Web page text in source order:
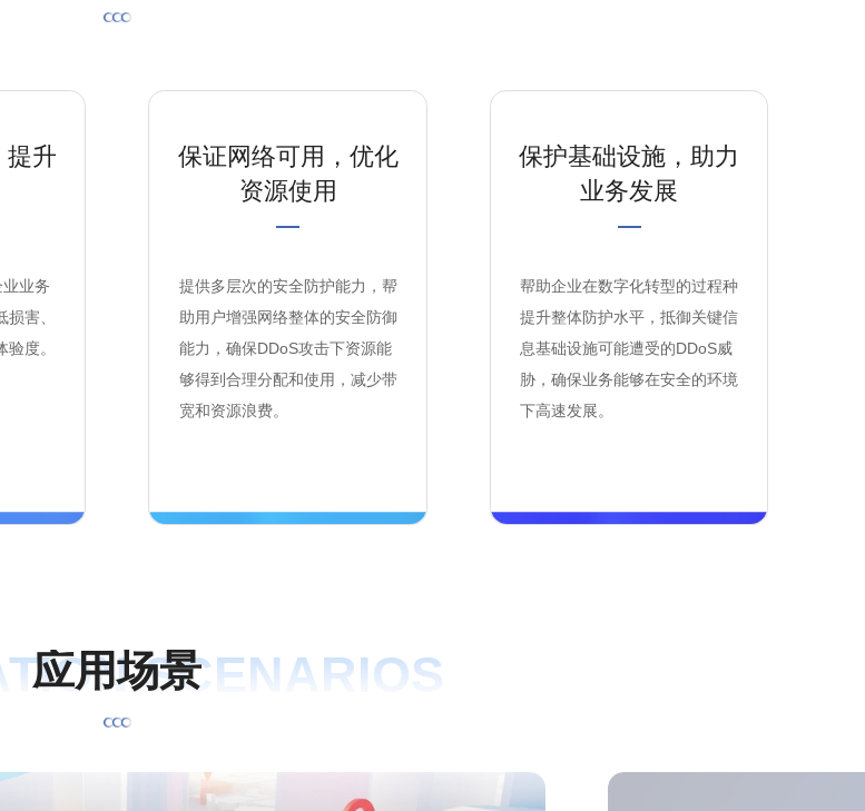
提升
业务
害、
度。
保证网络可用，优化
资源使用
提供多层次的安全防护能力，帮
助用户增强网络整体的安全防御
能力，确保DDoS攻击下资源能
够得到合理分配和使用，减少带
宽和资源浪费。
保护基础设施，助力
业务发展
帮助企业在数字化转型的过程种
提升整体防护水平，抵御关键信
息基础设施可能遭受的DDoS威
胁，确保业务能够在安全的环境
下高速发展。
SCENARIOS
应用场景